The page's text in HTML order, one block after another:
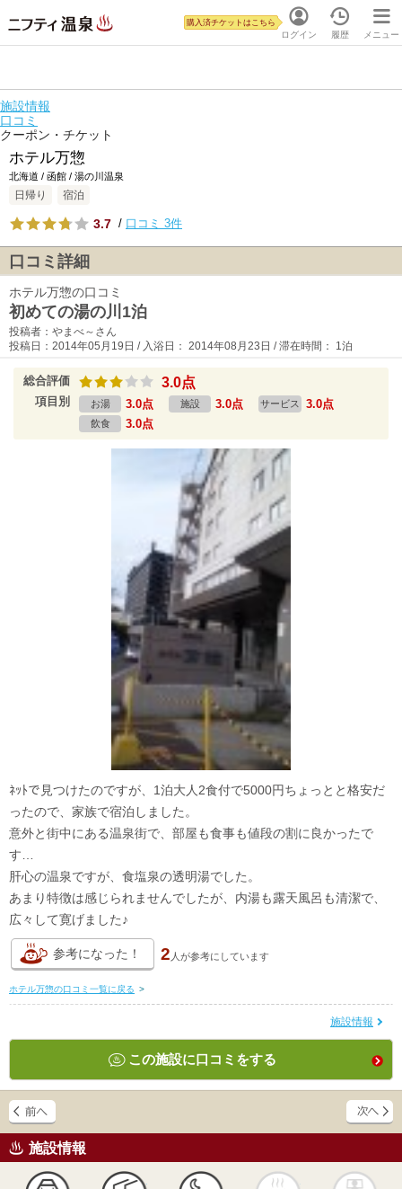
ログイン
購入済チケットはこちら
履歴 メニュー
施設情報
口コミ
クーポン・チケット
ホテル万惣
北海道 / 函館 / 湯の川温泉
日帰り 宿泊
3.7 / 口コミ 3件
口コミ詳細
ホテル万惣の口コミ
初めての湯の川1泊
投稿者：やまべ～さん
投稿日：2014年05月19日 / 入浴日： 2014年08月23日 / 滞在時間： 1泊
総合評価 3.0点
項目別 お湯 3.0点 施設 3.0点 サービス 3.0点
飲食 3.0点
ﾈｯﾄで見つけたのですが、1泊大人2食付で5000円ちょっとと格安だ
ったので、家族で宿泊しました。
意外と街中にある温泉街で、部屋も食事も値段の割に良かったで
す…
肝心の温泉ですが、食塩泉の透明湯でした。
あまり特徴は感じられませんでしたが、内湯も露天風呂も清潔で、
広々して寛げました♪
参考になった！ 2 人が参考にしています
ホテル万惣の口コミ一覧に戻る >
施設情報
この施設に口コミをする
施設情報
かけ流し 露天風呂 貸切風呂